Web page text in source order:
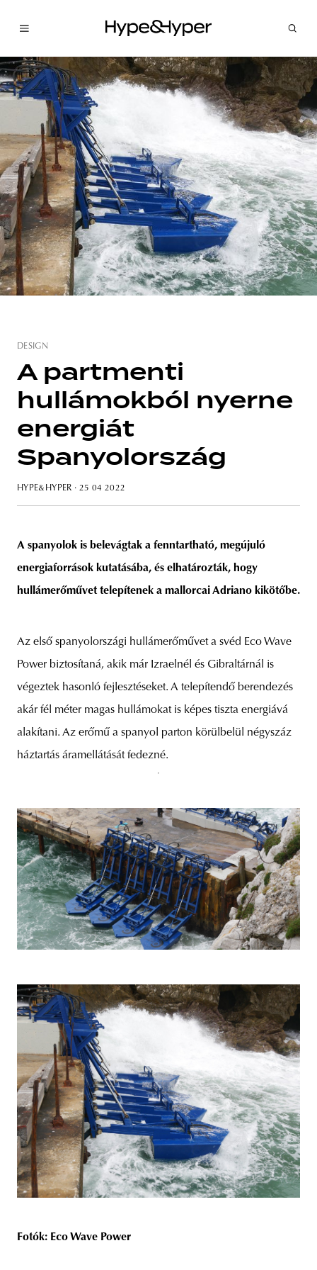
budapest poland branding
DESIGN
A partmenti
hullámokból nyerne
energiát
Spanyolország
HYPE&HYPER · 25 04 2022
A spanyolok is belevágtak a fenntartható, megújuló
energiaforrások kutatásába, és elhatározták, hogy
hullámerőművet telepítenek a mallorcai Adriano kikötőbe.
Az első spanyolországi hullámerőművet a svéd Eco Wave
Power biztosítaná, akik már Izraelnél és Gibraltárnál is
végeztek hasonló fejlesztéseket. A telepítendő berendezés
akár fél méter magas hullámokat is képes tiszta energiává
alakítani. Az erőmű a spanyol parton körülbelül négyszáz
háztartás áramellátását fedezné.
Fotók: Eco Wave Power